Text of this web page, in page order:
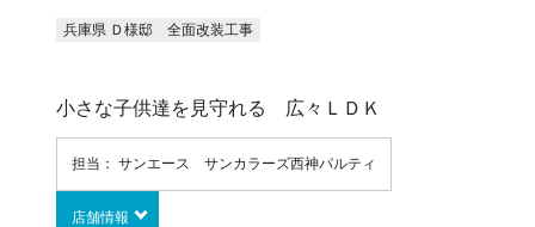
兵庫県 Ｄ様邸 全面改装工事
小さな子供達を見守れる 広々ＬＤＫ
担当： サンエース サンカラーズ西神パルティ
店舗情報